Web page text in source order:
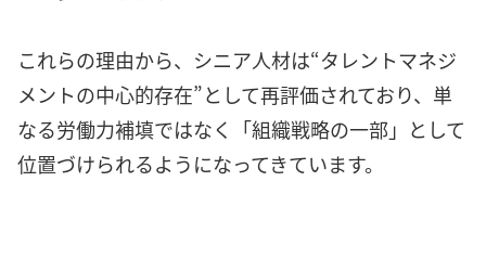
これらの理由から、シニア人材は“タレントマネジ
メントの中心的存在”として再評価されており、単
なる労働力補填ではなく「組織戦略の一部」として
位置づけられるようになってきています。